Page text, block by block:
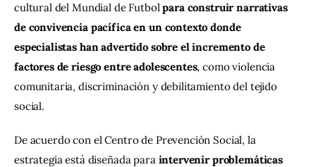
cultural del Mundial de Futbol para construir narrativas
de convivencia pacífica en un contexto donde
especialistas han advertido sobre el incremento de
factores de riesgo entre adolescentes, como violencia
comunitaria, discriminación y debilitamiento del tejido
social.
De acuerdo con el Centro de Prevención Social, la
estrategia está diseñada para intervenir problemáticas